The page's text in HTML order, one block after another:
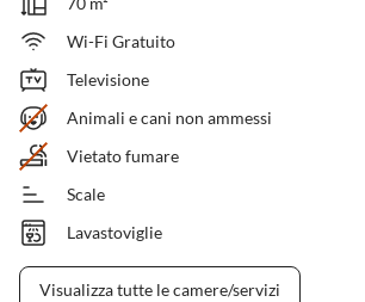
Wi-Fi Gratuito
Televisione
Animali e cani non ammessi
Vietato fumare
Scale
Lavastoviglie
Visualizza tutte le camere/servizi